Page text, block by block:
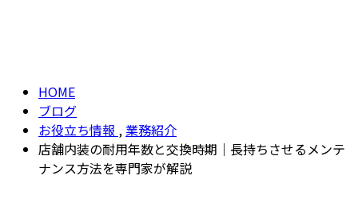
HOME
ブログ
お役立ち情報 ,業務紹介
店舗内装の耐用年数と交換時期｜長持ちさせるメンテ
ナンス方法を専門家が解説